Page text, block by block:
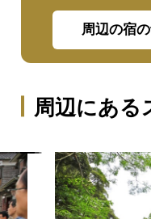
周辺の宿
周辺にある